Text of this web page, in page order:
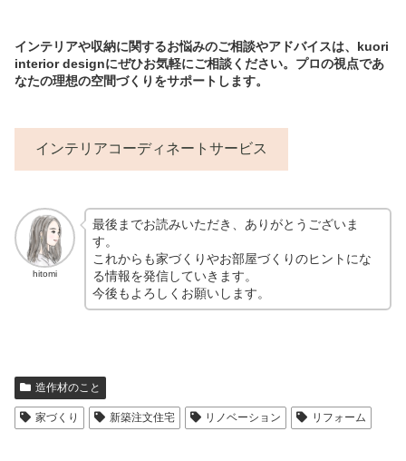
インテリアや収納に関するお悩みのご相談やアドバイスは、kuori
interior designにぜひお気軽にご相談ください。プロの視点であ
なたの理想の空間づくりをサポートします。
インテリアコーディネートサービス
hitomi
最後までお読みいただき、ありがとうございま
す。
これからも家づくりやお部屋づくりのヒントにな
る情報を発信していきます。
今後もよろしくお願いします。
造作材のこと
家づくり 新築注文住宅 リノベーション リフォーム